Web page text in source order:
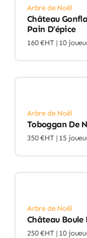
Arbre de Noël
Château
Pain D’épice
160 €HT | 10
Arbre de Noël
Toboggan De
350 €HT | 15
Arbre de Noël
Château Boule
250 €HT | 10